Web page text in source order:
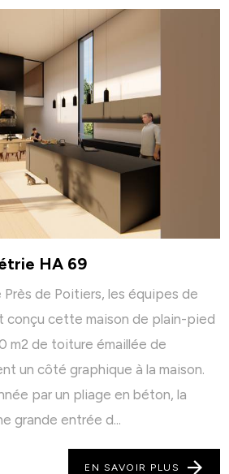
HA 69
de Poitiers, les équipes de
conçu cette maison de plain-pied
m2 de toiture émaillée de
un côté graphique à la maison.
par un pliage en béton, la
grande entrée d...
EN SAVOIR PLUS